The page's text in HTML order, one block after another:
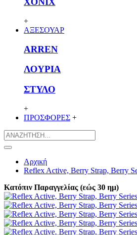
+
ΑΞΕΣΟΥΑΡ
ARREN
ΛΟΥΡΙΑ
ΣΤΥΛΟ
+
ΠΡΟΣΦΟΡΕΣ +
Αρχική
Reflex Active, Berry Strap, Berry
Κατόπιν Παραγγελίας (εώς 30 ημ)